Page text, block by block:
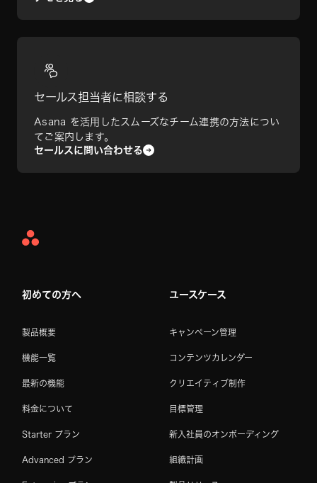
セールス担当者に相談する
Asana を活用したスムーズなチーム連携の方法につい
てご案内します。
セールスに問い合わせる
Asana
初めての方へ
製品概要
機能一覧
最新の機能
料金について
Starter プラン
Advanced プラン
ユースケース
キャンペーン管理
コンテンツカレンダー
クリエイティブ制作
目標管理
新入社員のオンボーディング
組織計画